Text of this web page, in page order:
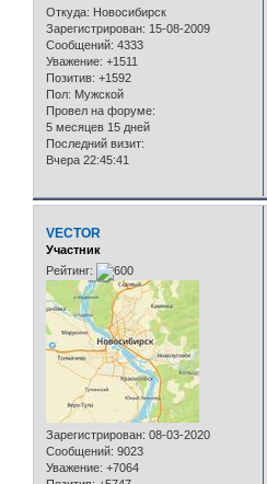
Откуда: Новосибирск
Зарегистрирован: 15-08-2009
Сообщений: 4333
Уважение: +1511
Позитив: +1592
Пол: Мужской
Провел на форуме:
5 месяцев 15 дней
Последний визит:
Вчера 22:45:41
VECTOR
Участник
Рейтинг:
Зарегистрирован: 08-03-2020
Сообщений: 9023
Уважение: +7064